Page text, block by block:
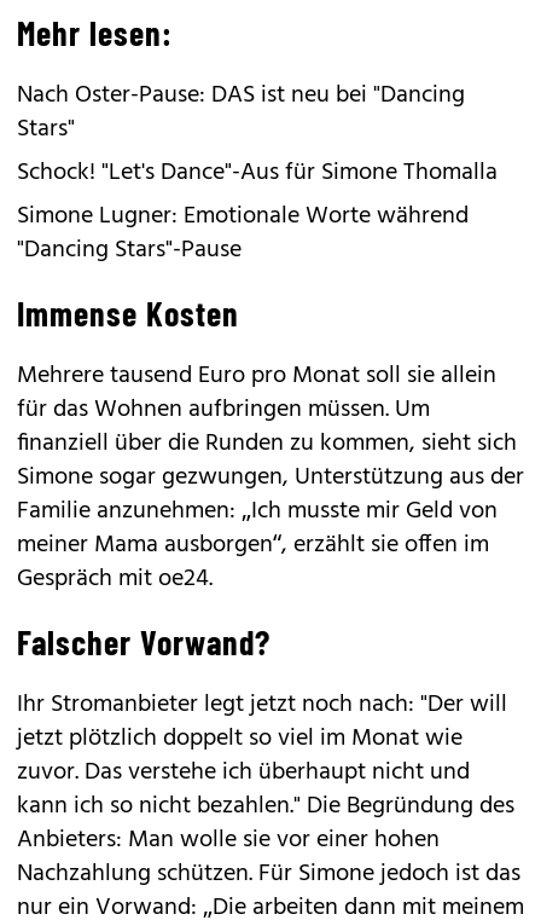
Mehr lesen:
Nach Oster-Pause: DAS ist neu bei "Dancing
Stars"
Schock! "Let's Dance"-Aus für Simone Thomalla
Simone Lugner: Emotionale Worte während
"Dancing Stars"-Pause
Immense Kosten
Mehrere tausend Euro pro Monat soll sie allein
für das Wohnen aufbringen müssen. Um
finanziell über die Runden zu kommen, sieht sich
Simone sogar gezwungen, Unterstützung aus der
Familie anzunehmen: „Ich musste mir Geld von
meiner Mama ausborgen“, erzählt sie offen im
Gespräch mit oe24.
Falscher Vorwand?
Ihr Stromanbieter legt jetzt noch nach: "Der will
jetzt plötzlich doppelt so viel im Monat wie
zuvor. Das verstehe ich überhaupt nicht und
kann ich so nicht bezahlen." Die Begründung des
Anbieters: Man wolle sie vor einer hohen
Nachzahlung schützen. Für Simone jedoch ist das
nur ein Vorwand: „Die arbeiten dann mit meinem